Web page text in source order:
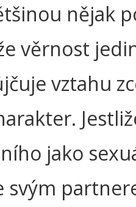
nějak
věrnost
vztahu
jako
svým